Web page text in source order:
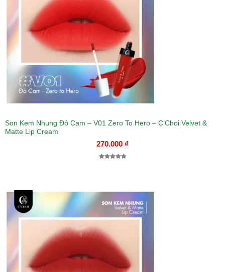
Son Kem Nhung Đỏ Cam – V01 Zero To Hero – C’Choi Velvet &
Matte Lip Cream
270.000 ₫